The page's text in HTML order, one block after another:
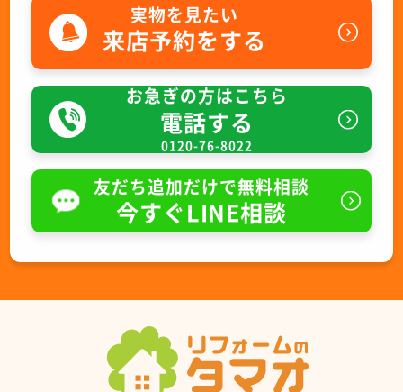
実物を見たい
来店予約をする
お急ぎの方はこちら
電話する
0120-76-8022
友だち追加だけで無料相談
今すぐLINE相談